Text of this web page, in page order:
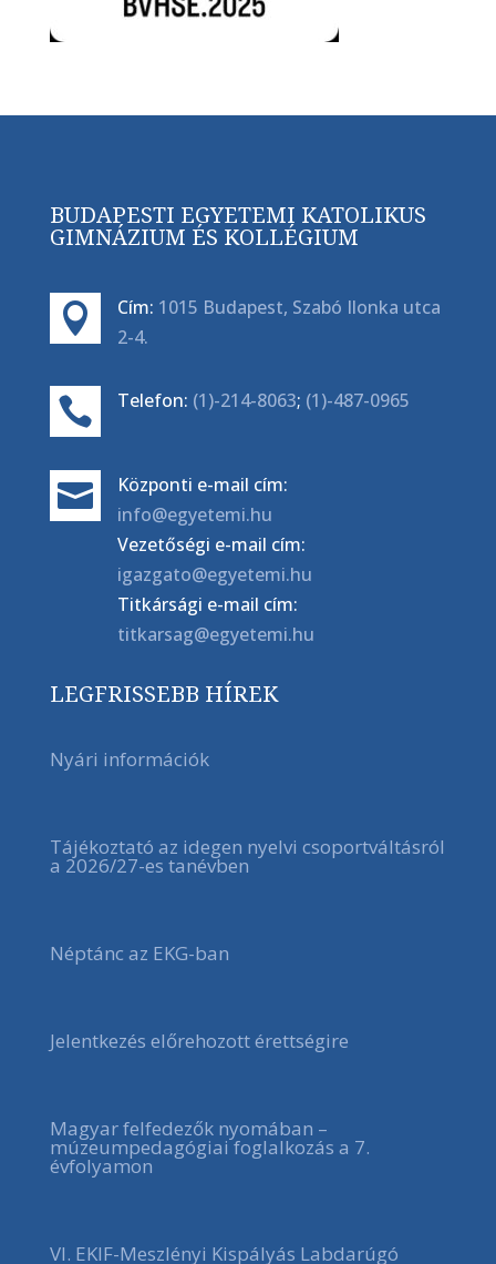
BUDAPESTI EGYETEMI KATOLIKUS
GIMNÁZIUM ÉS KOLLÉGIUM
 Cím: 1015 Budapest, Szabó Ilonka utca
2-4.
 Telefon: (1)-214-8063; (1)-487-0965

Központi e-mail cím:
info@egyetemi.hu
Vezetőségi e-mail cím:
igazgato@egyetemi.hu
Titkársági e-mail cím:
titkarsag@egyetemi.hu
LEGFRISSEBB HÍREK
Nyári információk
Tájékoztató az idegen nyelvi csoportváltásról
a 2026/27-es tanévben
Néptánc az EKG-ban
Jelentkezés előrehozott érettségire
Magyar felfedezők nyomában –
múzeumpedagógiai foglalkozás a 7.
évfolyamon
VI. EKIF-Meszlényi Kispályás Labdarúgó